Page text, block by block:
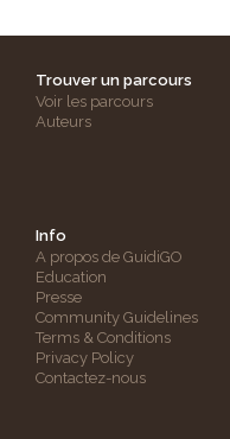
Trouver un parcours
Voir les parcours
Auteurs
Info
A propos de GuidiGO
Education
Presse
Community Guidelines
Terms & Conditions
Privacy Policy
Contactez-nous